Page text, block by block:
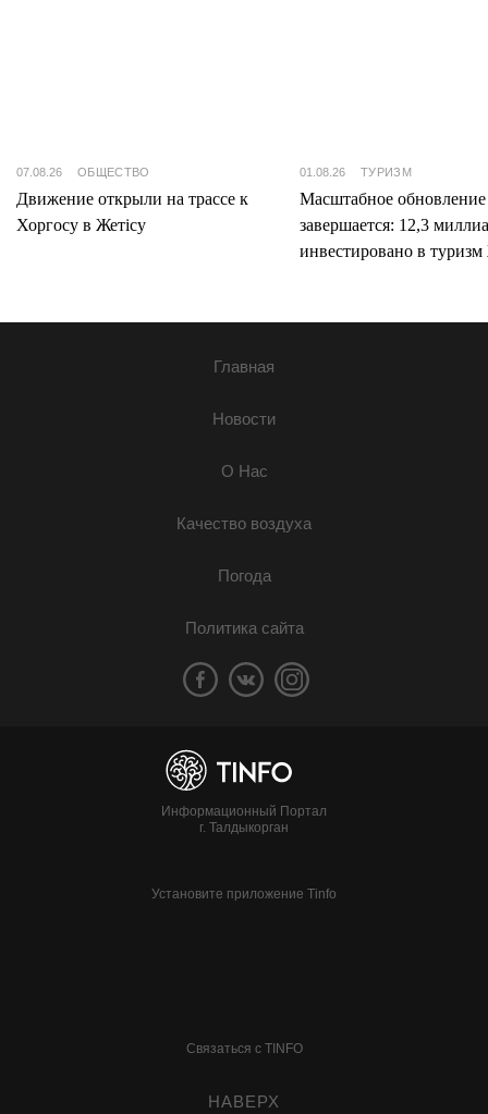
07.08.26 ОБЩЕСТВО
Движение открыли на трассе к
Хоргосу в Жетісу
01.08.26 ТУРИЗМ
Масштабное
завершается: 12,3
инвестировано в туризм
Главная
Новости
О Нас
Качество воздуха
Погода
Политика сайта
Информационный Портал
г. Талдыкорган
Установите приложение Tinfo
Связаться с TINFO
НАВЕРХ